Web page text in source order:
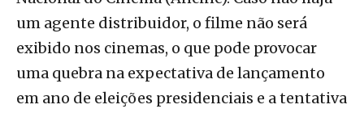
um agente distribuidor, o filme não será
exibido nos cinemas, o que pode provocar
uma quebra na expectativa de lançamento
em ano de eleições presidenciais e a tentativa